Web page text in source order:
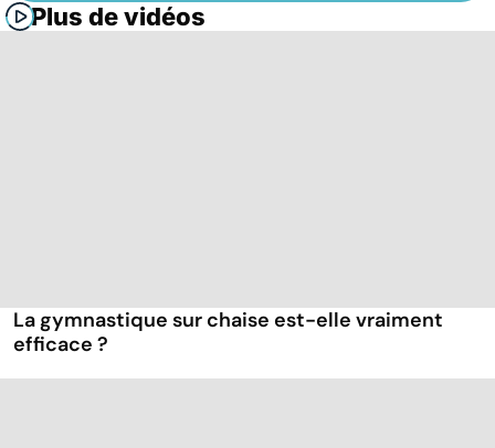
Plus de vidéos
La gymnastique sur chaise est-elle vraiment
efficace ?